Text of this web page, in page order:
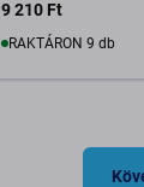
9 210 Ft
RAKTÁRON 9 db